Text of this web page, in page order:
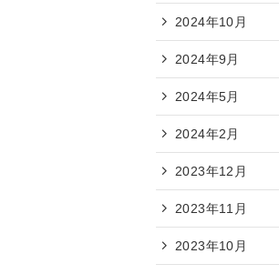
2024年10月
2024年9月
2024年5月
2024年2月
2023年12月
2023年11月
2023年10月